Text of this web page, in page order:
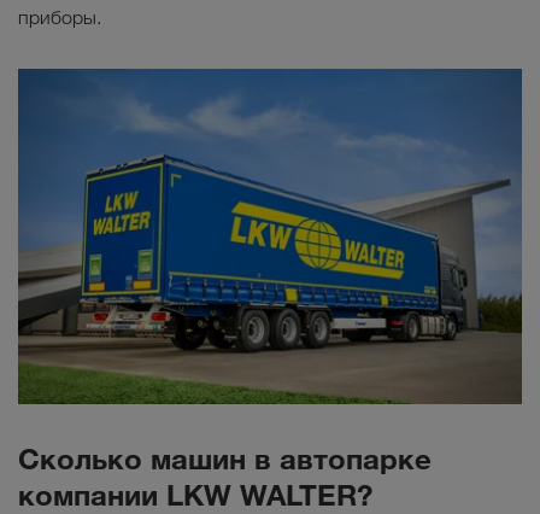
приборы.
Сколько машин в автопарке
компании LKW WALTER?